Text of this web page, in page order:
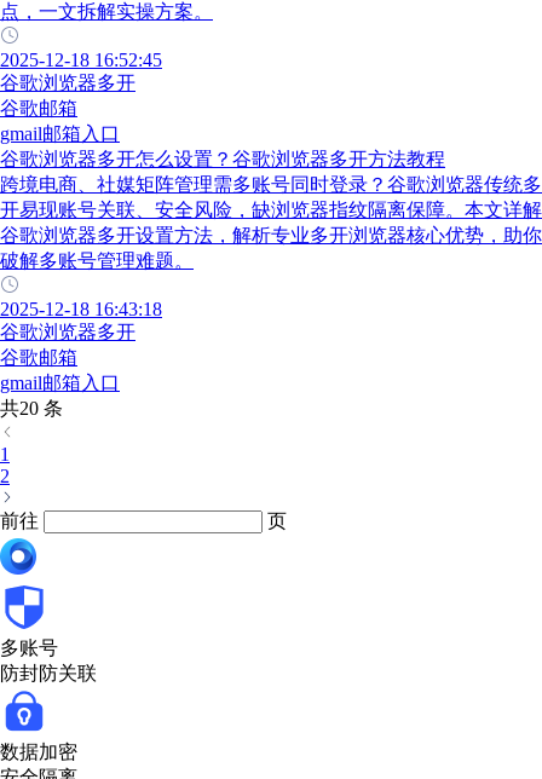
点，一文拆解实操方案。
2025-12-18 16:52:45
谷歌浏览器多开
谷歌邮箱
gmail邮箱入口
谷歌浏览器多开怎么设置？谷歌浏览器多开方法教程
跨境电商、社媒矩阵管理需多账号同时登录？谷歌浏览器传统多
开易现账号关联、安全风险，缺浏览器指纹隔离保障。本文详解
谷歌浏览器多开设置方法，解析专业多开浏览器核心优势，助你
破解多账号管理难题。
2025-12-18 16:43:18
谷歌浏览器多开
谷歌邮箱
gmail邮箱入口
共20 条
1
2
前往 页
多账号
防封防关联
数据加密